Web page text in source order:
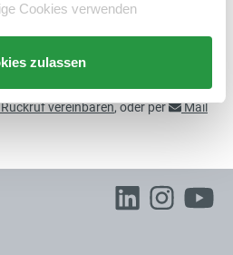
Cookies verwenden
zulassen
vereinbaren, oder per
Mail